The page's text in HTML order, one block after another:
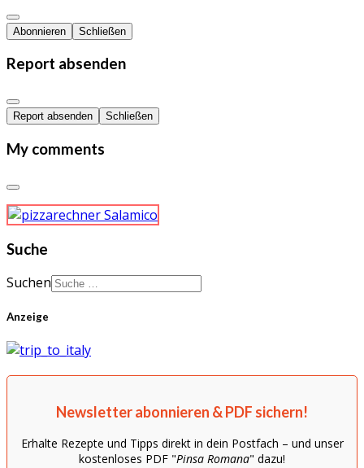
Abonnieren Schließen
Report absenden
Report absenden Schließen
My comments
Suche
Suchen
Anzeige
Newsletter abonnieren & PDF sichern!
Erhalte Rezepte und Tipps direkt in dein Postfach – und unser
kostenloses PDF "Pinsa Romana" dazu!